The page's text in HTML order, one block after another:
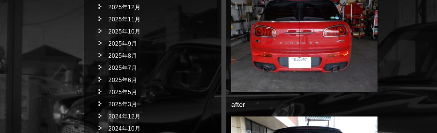
after
2025年12月
2025年11月
2025年10月
2025年9月
2025年8月
2025年7月
2025年6月
2025年5月
2025年3月
2024年12月
2024年10月